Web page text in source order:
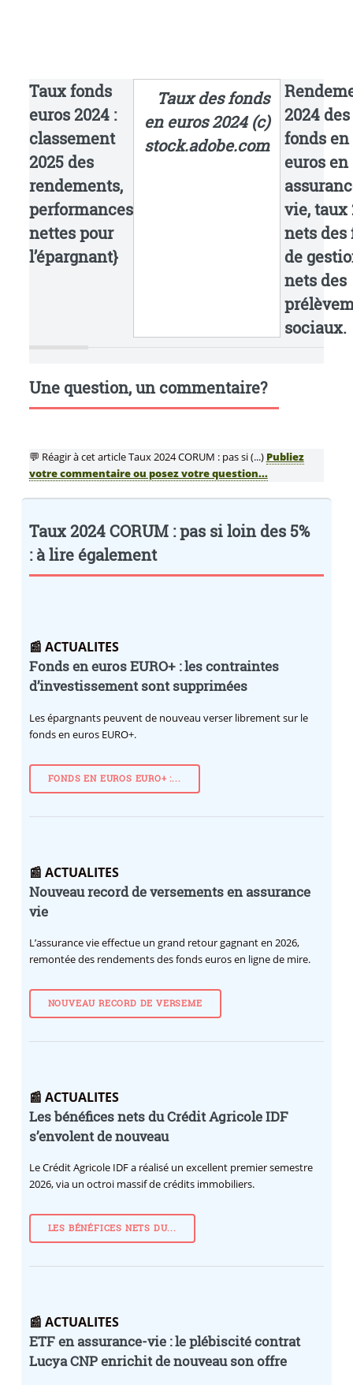
Taux fonds
euros 2024 :
classement
2025 des
rendements,
performances
nettes pour
l’épargnant}
Taux des fonds
en euros 2024 (c)
stock.adobe.com
2024 des
fonds en
euros en
vie, taux
nets des
de
nets des
sociaux.
Une question, un commentaire?
💬 Réagir à cet article Taux 2024 CORUM : pas si (...) Publiez
votre commentaire ou posez votre question...
Taux 2024 CORUM : pas si loin des 5%
: à lire également
📰 ACTUALITES
Fonds en euros EURO+ : les contraintes
d’investissement sont supprimées
Les épargnants peuvent de nouveau verser librement sur le
fonds en euros EURO+.
FONDS EN EUROS EURO+ :...
📰 ACTUALITES
Nouveau record de versements en assurance
vie
L’assurance vie effectue un grand retour gagnant en 2026,
remontée des rendements des fonds euros en ligne de mire.
NOUVEAU RECORD DE VERSEME
📰 ACTUALITES
Les bénéfices nets du Crédit Agricole IDF
s’envolent de nouveau
Le Crédit Agricole IDF a réalisé un excellent premier semestre
2026, via un octroi massif de crédits immobiliers.
LES BÉNÉFICES NETS DU...
📰 ACTUALITES
ETF en assurance-vie : le plébiscité contrat
Lucya CNP enrichit de nouveau son offre